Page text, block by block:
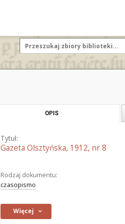
OPIS
Tytuł:
Gazeta Olsztyńska, 1912, nr 8
Rodzaj dokumentu:
czasopismo
Więcej